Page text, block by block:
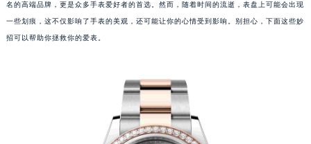
名的高端品牌，更是众多手表爱好者的首选。然而，随着时间的流逝，表盘上可能会出现
一些划痕，这不仅影响了手表的美观，还可能让你的心情受到影响。别担心，下面这些妙
招可以帮助你拯救你的爱表。